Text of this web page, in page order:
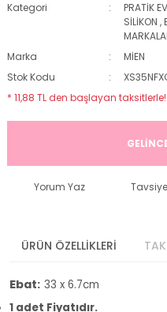
Kategori PRATİK
SİLİKON ,
Marka
MİEN
Stok Kodu
* 11,88 TL den başlayan taksitlerle!
Yorum Yaz
ÜRÜN ÖZELLİKLERİ
Ebat: 33 x 6.7cm
1 adet Fiyatıdır.